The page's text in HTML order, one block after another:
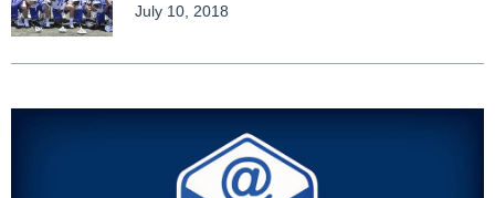
July 10, 2018